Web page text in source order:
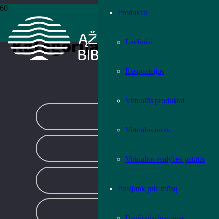
Produktai
Leidiniai
Ekspozicijos
Virtualūs produktai
Virtualus turas
Virtualios realybės patirtis
Prisijunk prie mūsų
Kategorija: Kita